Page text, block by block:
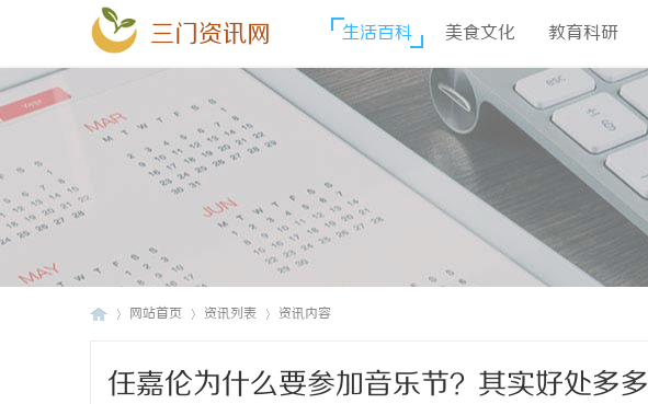
三门资讯网 生活百科 美食文化 教育科研
网站首页 资讯列表 资讯内容
任嘉伦为什么要参加音乐节？其实好处多多